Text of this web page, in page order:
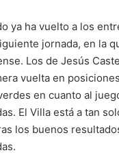
ya ha vuelto a los
jornada, en la
Los de Jesús
vuelta en
en cuanto al
El Villa está a tan
los buenos